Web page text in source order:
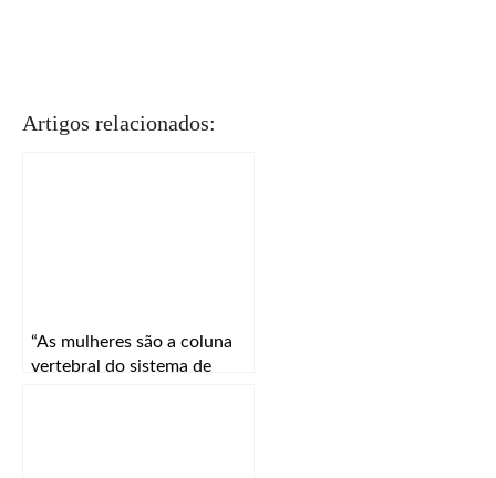
Artigos relacionados:
“As mulheres são a coluna
vertebral do sistema de